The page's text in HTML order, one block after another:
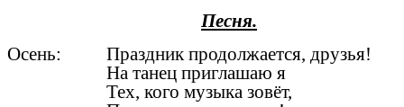
Песня.
Осень: Праздник продолжается, друзья!
На танец приглашаю я
Тех, кого музыка зовёт,